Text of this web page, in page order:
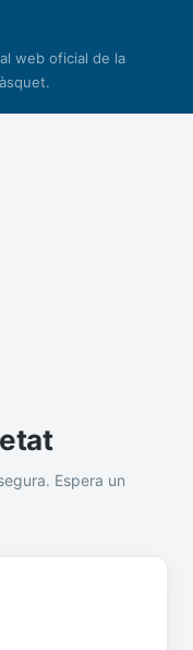
web oficial de la
Espera un